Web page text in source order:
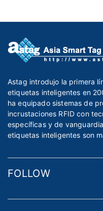
Astag introdujo la primera
etiquetas inteligentes en
ha equipado sistemas de
incrustaciones RFID con
específicas y de
etiquetas inteligentes son
FOLLOW